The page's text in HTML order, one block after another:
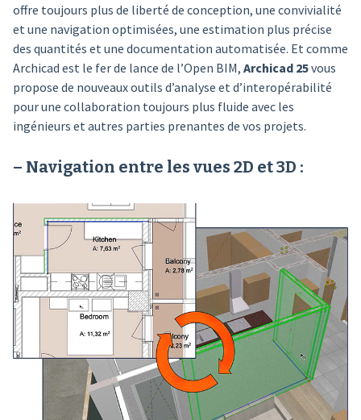
offre toujours plus de liberté de conception, une convivialité
et une navigation optimisées, une estimation plus précise
des quantités et une documentation automatisée. Et comme
Archicad est le fer de lance de l’Open BIM, Archicad 25vous
propose de nouveaux outils d’analyse et d’interopérabilité
pour une collaboration toujours plus fluide avec les
ingénieurs et autres parties prenantes de vos projets.
– Navigation entre les vues 2D et 3D :